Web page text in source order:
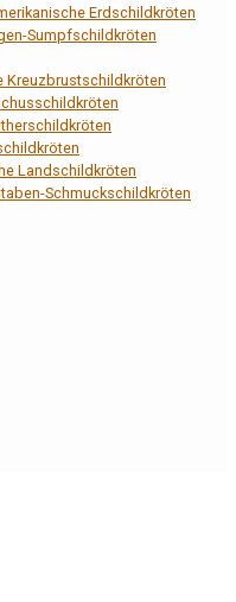
Erdschildkröten
Sumpfschildkröten
Kreuzbrustschildkröten
Landschildkröten
Schmuckschildkröten